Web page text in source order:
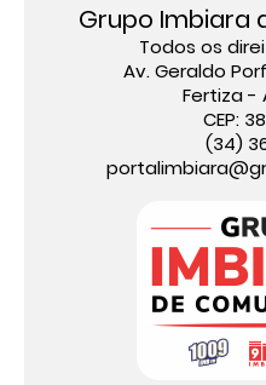
Grupo Imbiara
Todos os
Av. Geraldo
Fertiza -
CEP:
(34)